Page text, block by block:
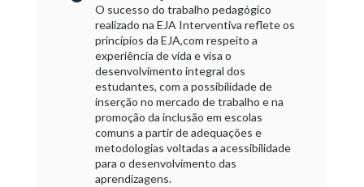
O sucesso do trabalho pedagógico
realizado na EJA Interventiva reflete os
princípios da EJA,com respeito a
experiência de vida e visa o
desenvolvimento integral dos
estudantes, com a possibilidade de
inserção no mercado de trabalho e na
promoção da inclusão em escolas
comuns a partir de adequações e
metodologias voltadas a acessibilidade
para o desenvolvimento das
aprendizagens.